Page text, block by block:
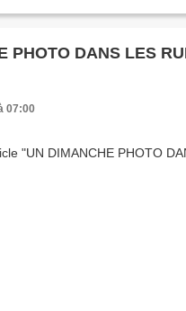
PHOTO DANS LES
07:00